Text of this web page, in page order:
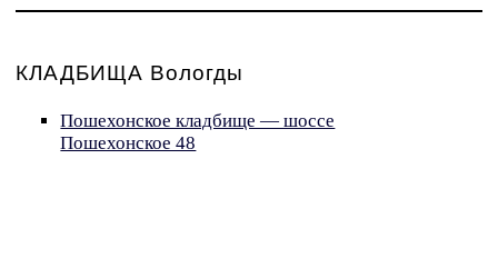
КЛАДБИЩА Вологды
Пошехонское кладбище — шоссе
Пошехонское 48